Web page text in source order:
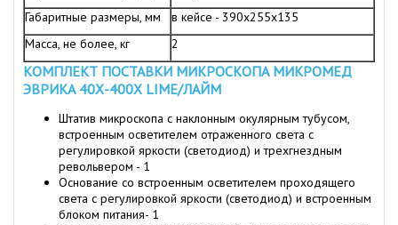
Габаритные размеры, мм
в кейсе - 390х255х135
Масса, не более, кг
2
КОМПЛЕКТ ПОСТАВКИ МИКРОСКОПА МИКРОМЕД
ЭВРИКА 40Х-400Х LIME/ЛАЙМ
Штатив микроскопа с наклонным окулярным тубусом,
встроенным осветителем отраженного света с
регулировкой яркости (светодиод) и трехгнездным
револьвером - 1
Основание со встроенным осветителем проходящего
света с регулировкой яркости (светодиод) и встроенным
блоком питания- 1